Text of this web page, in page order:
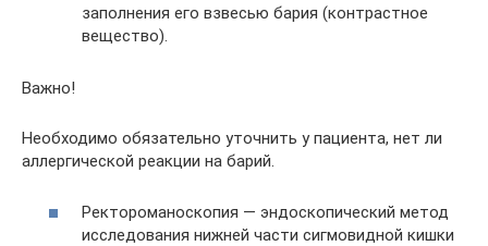
заполнения его взвесью бария (контрастное
вещество).
Важно!
Необходимо обязательно уточнить у пациента, нет ли
аллергической реакции на барий.
Ректороманоскопия — эндоскопический метод
исследования нижней части сигмовидной кишки